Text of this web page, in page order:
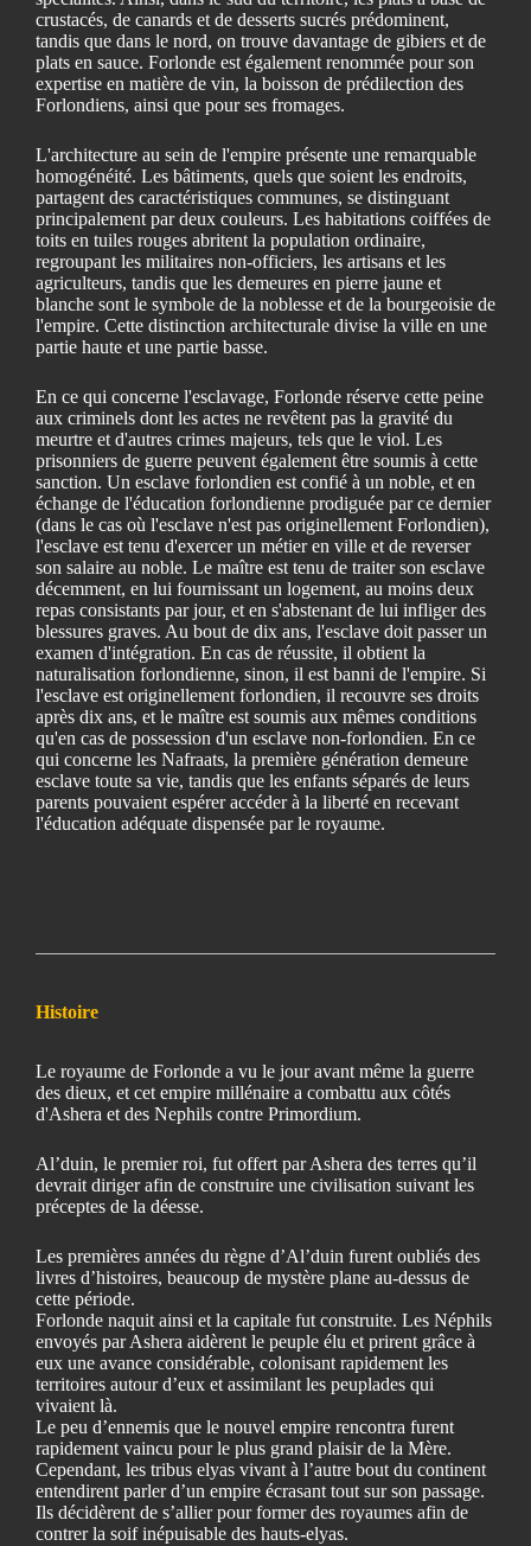
crustacés, de canards et de desserts sucrés prédominent,
tandis que dans le nord, on trouve davantage de gibiers et de
plats en sauce. Forlonde est également renommée pour son
expertise en matière de vin, la boisson de prédilection des
Forlondiens, ainsi que pour ses fromages.
L'architecture au sein de l'empire présente une remarquable
homogénéité. Les bâtiments, quels que soient les endroits,
partagent des caractéristiques communes, se distinguant
principalement par deux couleurs. Les habitations coiffées de
toits en tuiles rouges abritent la population ordinaire,
regroupant les militaires non-officiers, les artisans et les
agriculteurs, tandis que les demeures en pierre jaune et
blanche sont le symbole de la noblesse et de la bourgeoisie de
l'empire. Cette distinction architecturale divise la ville en une
partie haute et une partie basse.
En ce qui concerne l'esclavage, Forlonde réserve cette peine
aux criminels dont les actes ne revêtent pas la gravité du
meurtre et d'autres crimes majeurs, tels que le viol. Les
prisonniers de guerre peuvent également être soumis à cette
sanction. Un esclave forlondien est confié à un noble, et en
échange de l'éducation forlondienne prodiguée par ce dernier
(dans le cas où l'esclave n'est pas originellement Forlondien),
l'esclave est tenu d'exercer un métier en ville et de reverser
son salaire au noble. Le maître est tenu de traiter son esclave
décemment, en lui fournissant un logement, au moins deux
repas consistants par jour, et en s'abstenant de lui infliger des
blessures graves. Au bout de dix ans, l'esclave doit passer un
examen d'intégration. En cas de réussite, il obtient la
naturalisation forlondienne, sinon, il est banni de l'empire. Si
l'esclave est originellement forlondien, il recouvre ses droits
après dix ans, et le maître est soumis aux mêmes conditions
qu'en cas de possession d'un esclave non-forlondien. En ce
qui concerne les Nafraats, la première génération demeure
esclave toute sa vie, tandis que les enfants séparés de leurs
parents pouvaient espérer accéder à la liberté en recevant
l'éducation adéquate dispensée par le royaume.
Histoire
Le royaume de Forlonde a vu le jour avant même la guerre
des dieux, et cet empire millénaire a combattu aux côtés
d'Ashera et des Nephils contre Primordium.
Al’duin, le premier roi, fut offert par Ashera des terres qu’il
devrait diriger afin de construire une civilisation suivant les
préceptes de la déesse.
Les premières années du règne d’Al’duin furent oubliés des
livres d’histoires, beaucoup de mystère plane au-dessus de
cette période.
Forlonde naquit ainsi et la capitale fut construite. Les Néphils
envoyés par Ashera aidèrent le peuple élu et prirent grâce à
eux une avance considérable, colonisant rapidement les
territoires autour d’eux et assimilant les peuplades qui
vivaient là.
Le peu d’ennemis que le nouvel empire rencontra furent
rapidement vaincu pour le plus grand plaisir de la Mère.
Cependant, les tribus elyas vivant à l’autre bout du continent
entendirent parler d’un empire écrasant tout sur son passage.
Ils décidèrent de s’allier pour former des royaumes afin de
contrer la soif inépuisable des hauts-elyas.